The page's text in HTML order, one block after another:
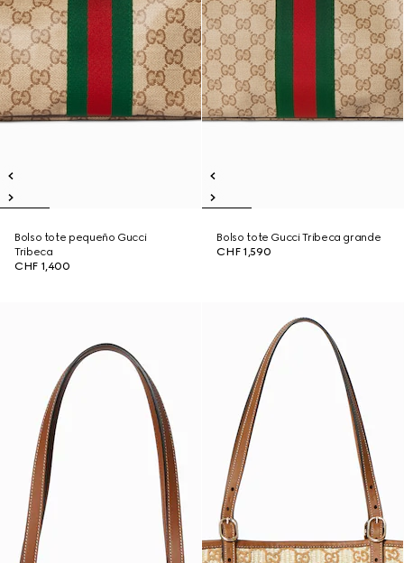
Bolso tote pequeño Gucci
Tribeca
CHF 1,400
Bolso tote Gucci Tribeca grande
CHF 1,590